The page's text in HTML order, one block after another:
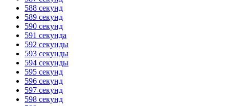
588 секунд
589 секунд
590 секунд
591 секунда
592 секунды
593 секунды
594 секунды
595 секунд
596 секунд
597 секунд
598 секунд